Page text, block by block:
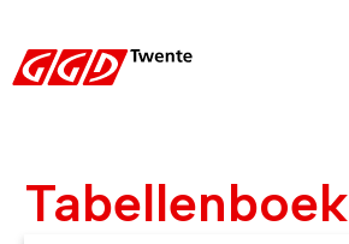
Tabellenboek